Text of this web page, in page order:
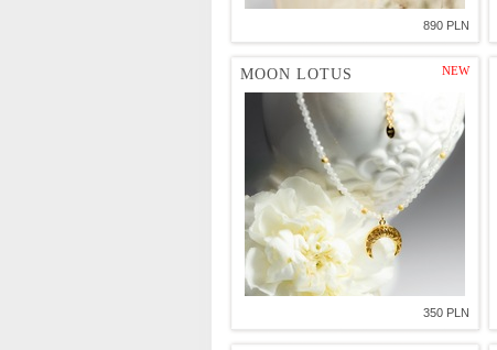
890 PLN
MOON LOTUS NEW
350 PLN